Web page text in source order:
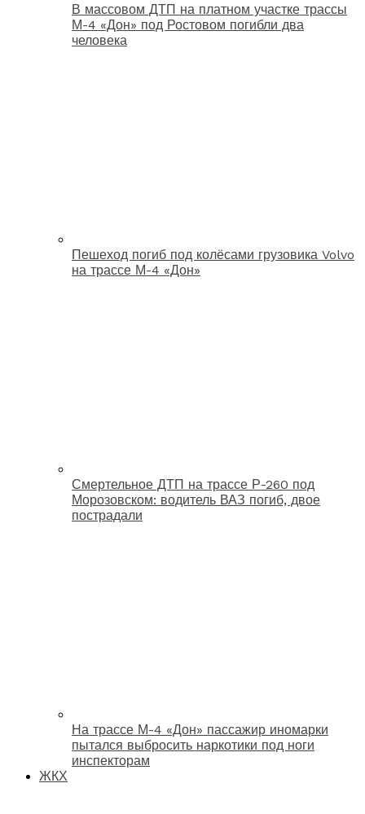
В массовом ДТП на платном участке трассы
М-4 «Дон» под Ростовом погибли два
человека
Пешеход погиб под колёсами грузовика Volvo
на трассе М-4 «Дон»
Смертельное ДТП на трассе Р-260 под
Морозовском: водитель ВАЗ погиб, двое
пострадали
На трассе М-4 «Дон» пассажир иномарки
пытался выбросить наркотики под ноги
инспекторам
ЖКХ